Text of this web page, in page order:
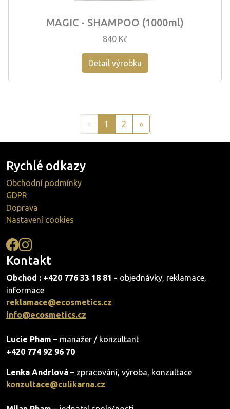
MAGIC - SHAMPOO (1000ml)
840 Kč
Detail výrobku
« 1 2 »
Rychlé odkazy
Obchodní podmínky
GDPR
Doprava
Nastavení cookies
Kontakt
Obchod : +420 776 33 18 81 - objednávky, reklamace,
informace
reklamace@ecosmetics.cz
info@ecosmetics.cz
Lucie Pham – manažer / konzultant
+420 774 92 96 70
Lenka Andrlová – zpracování, výroba, konzultace
konzultace@culikarna.cz